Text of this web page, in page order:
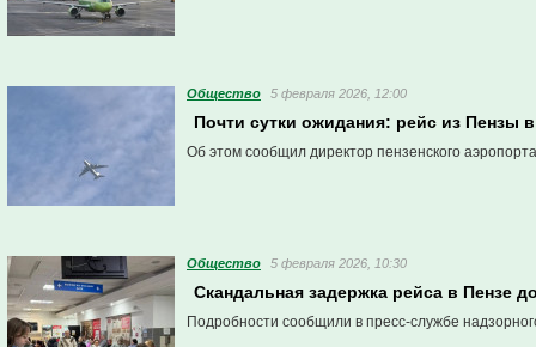
Общество 5 февраля 2026, 12:00
Почти сутки ожидания: рейс из Пензы
Об этом сообщил директор пензенского
Общество 5 февраля 2026, 10:30
Скандальная задержка рейса в Пензе
Подробности сообщили в пресс-службе